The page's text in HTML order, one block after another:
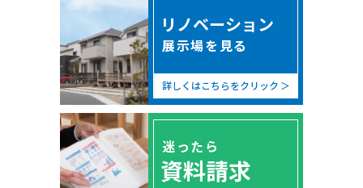
リノベーション
展示場を見る
詳しくはこちらをクリック
迷ったら
資料請求